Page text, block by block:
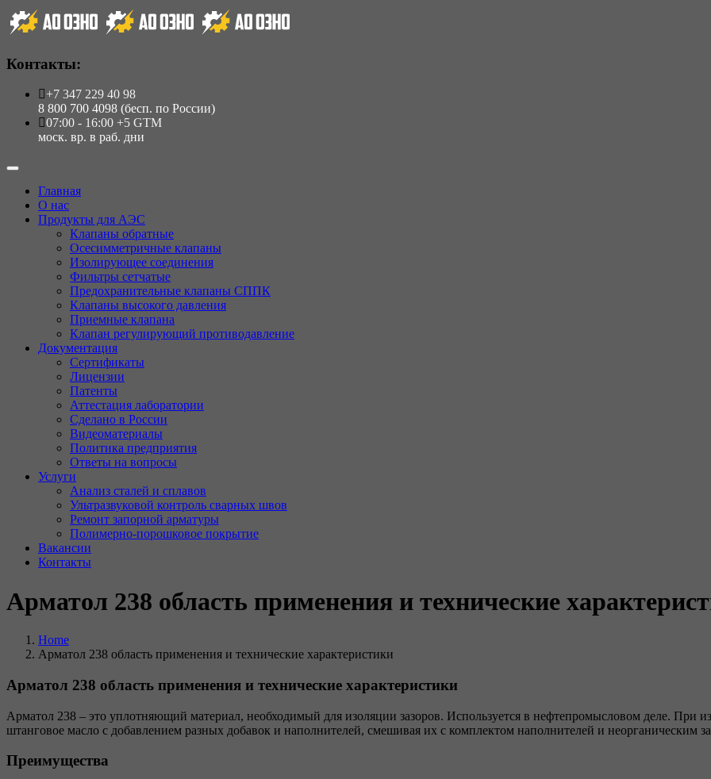
Контакты:
+7 347 229 40 98
8 800 700 4098 (бесп. по России)
07:00 - 16:00 +5 GTM
моск. вр. в раб. дни
Главная
О нас
Продукты для АЭС
Клапаны обратные
Осесимметричные клапаны
Изолирующее соединения
Фильтры сетчатые
Предохранительные клапаны СППК
Клапаны высокого давления
Приемные клапана
Клапан регулирующий противодавление
Документация
Сертификаты
Лицензии
Патенты
Аттестация лаборатории
Сделано в России
Видеоматериалы
Политика предприятия
Ответы на вопросы
Услуги
Анализ сталей и сплавов
Ультразвуковой контроль сварных швов
Ремонт запорной арматуры
Полимерно-порошковое покрытие
Вакансии
Контакты
Арматол 238 область применения и технические
Home
Арматол 238 область применения и технические характеристики
Арматол 238 область применения и технические характеристики
Арматол 238 – это уплотняющий материал, необходимый для изоляции зазоров. Используется в нефтепромысловом деле. При
штанговое масло с добавлением разных добавок и наполнителей, смешивая их с комплектом наполнителей и неорганическим
Преимущества